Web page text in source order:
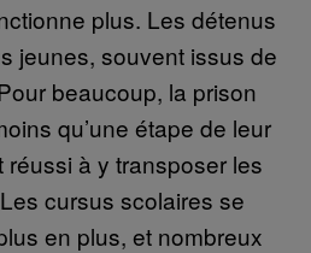
plus. Les détenus
jeunes, souvent issus de
beaucoup, la prison
qu’une étape de leur
réussi à y transposer les
cursus scolaires se
en plus, et nombreux